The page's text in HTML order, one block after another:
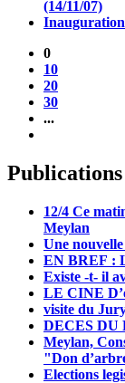
(14/11/07)
0
10
20
30
...
Publications
12/4 Ce
Meylan
Une
EN BREF :
Existe -t- il
LE CINE
visite du
DECES DU
Meylan,
"Don
Elections